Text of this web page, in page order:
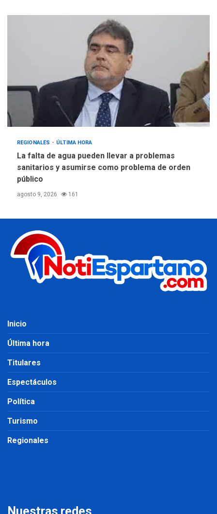
REGIONALES ÚLTIMA HORA
La falta de agua pueden llevar a problemas
sanitarios y asumirse como problema de orden
público
agosto 9, 2026 161
Inicio
Última hora
Titulares
Espectáculos
Política
Turismo
Regionales